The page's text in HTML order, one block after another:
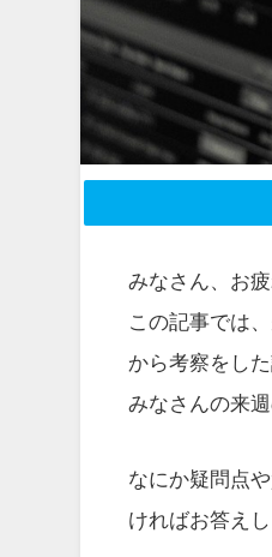
みなさん、お疲
この記事では
から考察をし
みなさんの来
なにか疑問点
ければお答えし